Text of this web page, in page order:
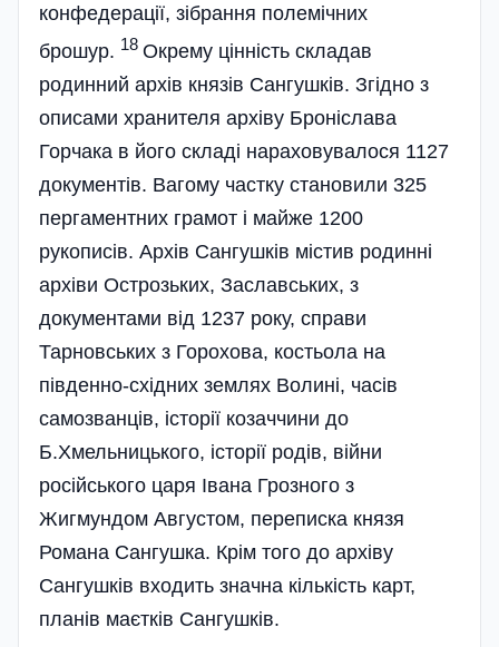
конфедерації, зібрання полемічних
брошур. 18 Окрему цінність складав
родинний архів князів Сангушків. Згідно з
описами хранителя архіву Броніслава
Горчака в його складі нараховувалося 1127
документів. Вагому частку становили 325
пергаментних грамот і майже 1200
рукописів. Архів Сангушків містив родинні
архіви Острозьких, Заславських, з
документами від 1237 року, справи
Тарновських з Горохова, костьола на
південно-східних землях Волині, часів
самозванців, історії козаччини до
Б.Хмельницького, історії родів, війни
російського царя Івана Грозного з
Жигмундом Августом, переписка князя
Романа Сангушка. Крім того до архіву
Сангушків входить значна кількість карт,
планів маєтків Сангушків.